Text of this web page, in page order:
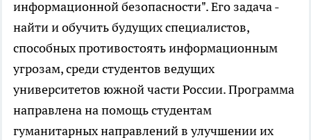
информационной безопасности". Его задача -
найти и обучить будущих специалистов,
способных противостоять информационным
угрозам, среди студентов ведущих
университетов южной части России. Программа
направлена на помощь студентам
гуманитарных направлений в улучшении их